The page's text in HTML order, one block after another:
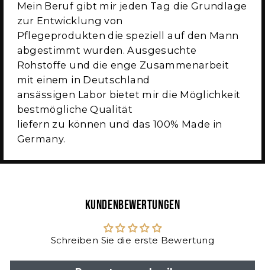
Mein Beruf gibt mir jeden Tag die Grundlage
zur Entwicklung von
Pflegeprodukten die speziell auf den Mann
abgestimmt wurden. Ausgesuchte
Rohstoffe und die enge Zusammenarbeit
mit einem in Deutschland
ansässigen Labor bietet mir die Möglichkeit
bestmögliche Qualität
liefern zu können und das 100% Made in
Germany.
Kundenbewertungen
Schreiben Sie die erste Bewertung